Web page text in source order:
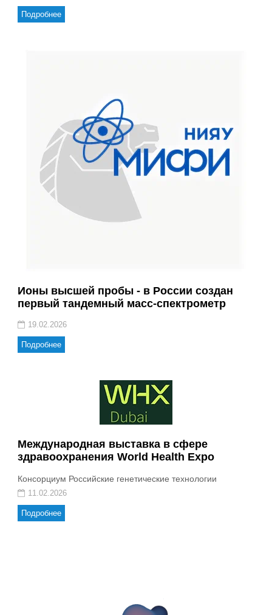
Подробнее
Ионы высшей пробы - в России создан
первый тандемный масс-спектрометр
19.02.2026
Подробнее
Международная выставка в сфере
здравоохранения World Health Expo
Консорциум Российские генетические технологии
11.02.2026
Подробнее